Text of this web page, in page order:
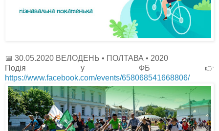
📅 30.05.2020 ВЕЛОДЕНЬ • ПОЛТАВА • 2020
Подія у ФБ 👉
https://www.facebook.com/events/658068541668806/